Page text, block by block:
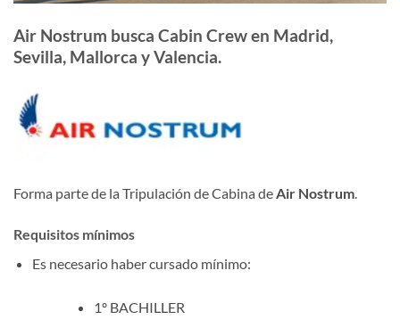
Air Nostrum busca Cabin Crew en Madrid,
Sevilla, Mallorca y Valencia.
Forma parte de la Tripulación de Cabina deAir Nostrum.
Requisitos mínimos
Es necesario haber cursado mínimo:
1º BACHILLER